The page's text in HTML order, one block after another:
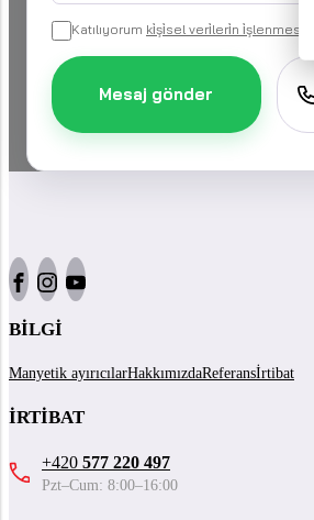
Katılıyorum ki̇şi̇sel veri̇leri̇n i̇şlenmesi̇
Mesaj gönder
BILGI
Manyetik ayırıcılarHakkımızdaReferansİrtibat
İRTIBAT
+420 577 220 497
Pzt–Cum: 8:00–16:00